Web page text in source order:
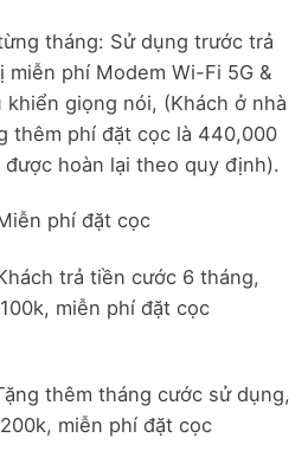
tháng: Sử dụng trước trả
phí Modem Wi-Fi 5G &
giọng nói, (Khách ở nhà
thêm phí đặt cọc là 440,000
hoàn lại theo quy định).
phí đặt cọc
trả tiền cước 6 tháng,
miễn phí đặt cọc
thêm tháng cước sử dụng,
miễn phí đặt cọc